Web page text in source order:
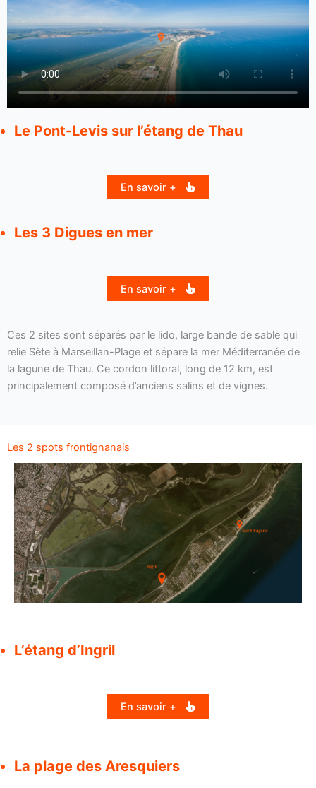
Le Pont-Levis sur l’étang de Thau
En savoir +
Les 3 Digues en mer
En savoir +
Ces 2 sites sont séparés par le lido, large bande de sable qui
relie Sète à Marseillan-Plage et sépare la mer Méditerranée de
la lagune de Thau. Ce cordon littoral, long de 12 km, est
principalement composé d’anciens salins et de vignes.
Les 2 spots frontignanais
L’étang d’Ingril
En savoir +
La plage des Aresquiers